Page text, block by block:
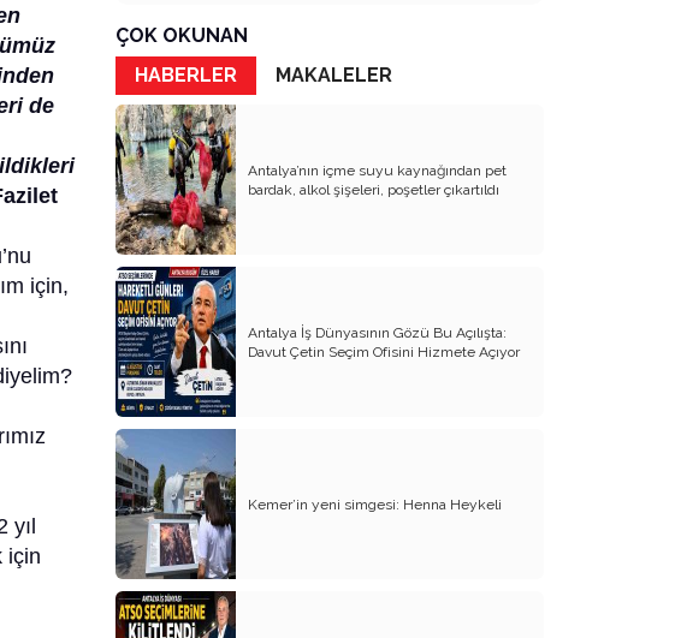
de
’nu
için,
yıl
için
İlk Yapmamız Gereken İş
Dünya Şampiyonu Bir Genç Var
Aramızda
Gerçeklerin Peşinde
Doğu’nun Zeki ve Cana Yakın Çocukları
Çıplak Model
İki Güzel Örnek İnsan
Altmış İki Yıl Sonra Alınan Bir İntikam
Dicle Aydınlığı
Nasıl Bir Ziraat Mühendisi Bu?
Ne Şirin Bir Beldedir Altınoluk
İlk Kez Anladım Bu Gerçeği
Sevgiyle Dinlemeli, Çocukları ve
Gençleri
Doğmak Üzere Güneş
ÇOK OKUNAN
HABERLER
MAKALELER
Antalya’nın içme suyu kaynağından pet
bardak, alkol şişeleri, poşetler çıkartıldı
Antalya İş Dünyasının Gözü Bu Açılışta:
Davut Çetin Seçim Ofisini Hizmete Açıyor
Kemer’in yeni simgesi: Henna Heykeli